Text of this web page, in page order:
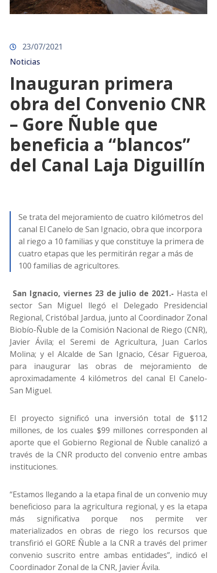
23/07/2021
Noticias
Inauguran primera
obra del Convenio CNR
– Gore Ñuble que
beneficia a “blancos”
del Canal Laja Diguillín
Se trata del mejoramiento de cuatro kilómetros del
canal El Canelo de San Ignacio, obra que incorpora
al riego a 10 familias y que constituye la primera de
cuatro etapas que les permitirán regar a más de
100 familias de agricultores.
San Ignacio, viernes 23 de julio de 2021.- Hasta el
sector San Miguel llegó el Delegado Presidencial
Regional, Cristóbal Jardua, junto al Coordinador Zonal
Biobío-Ñuble de la Comisión Nacional de Riego (CNR),
Javier Ávila; el Seremi de Agricultura, Juan Carlos
Molina; y el Alcalde de San Ignacio, César Figueroa,
para inaugurar las obras de mejoramiento de
aproximadamente 4 kilómetros del canal El Canelo-
San Miguel.
El proyecto significó una inversión total de $112
millones, de los cuales $99 millones corresponden al
aporte que el Gobierno Regional de Ñuble canalizó a
través de la CNR producto del convenio entre ambas
instituciones.
“Estamos llegando a la etapa final de un convenio muy
beneficioso para la agricultura regional, y es la etapa
más significativa porque nos permite ver
materializados en obras de riego los recursos que
transfirió el GORE Ñuble a la CNR a través del primer
convenio suscrito entre ambas entidades”, indicó el
Coordinador Zonal de la CNR, Javier Ávila.